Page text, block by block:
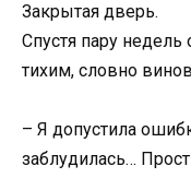
Закрытая дверь.
Спустя пару
тихим, словно
– Я допустила
заблудилась…